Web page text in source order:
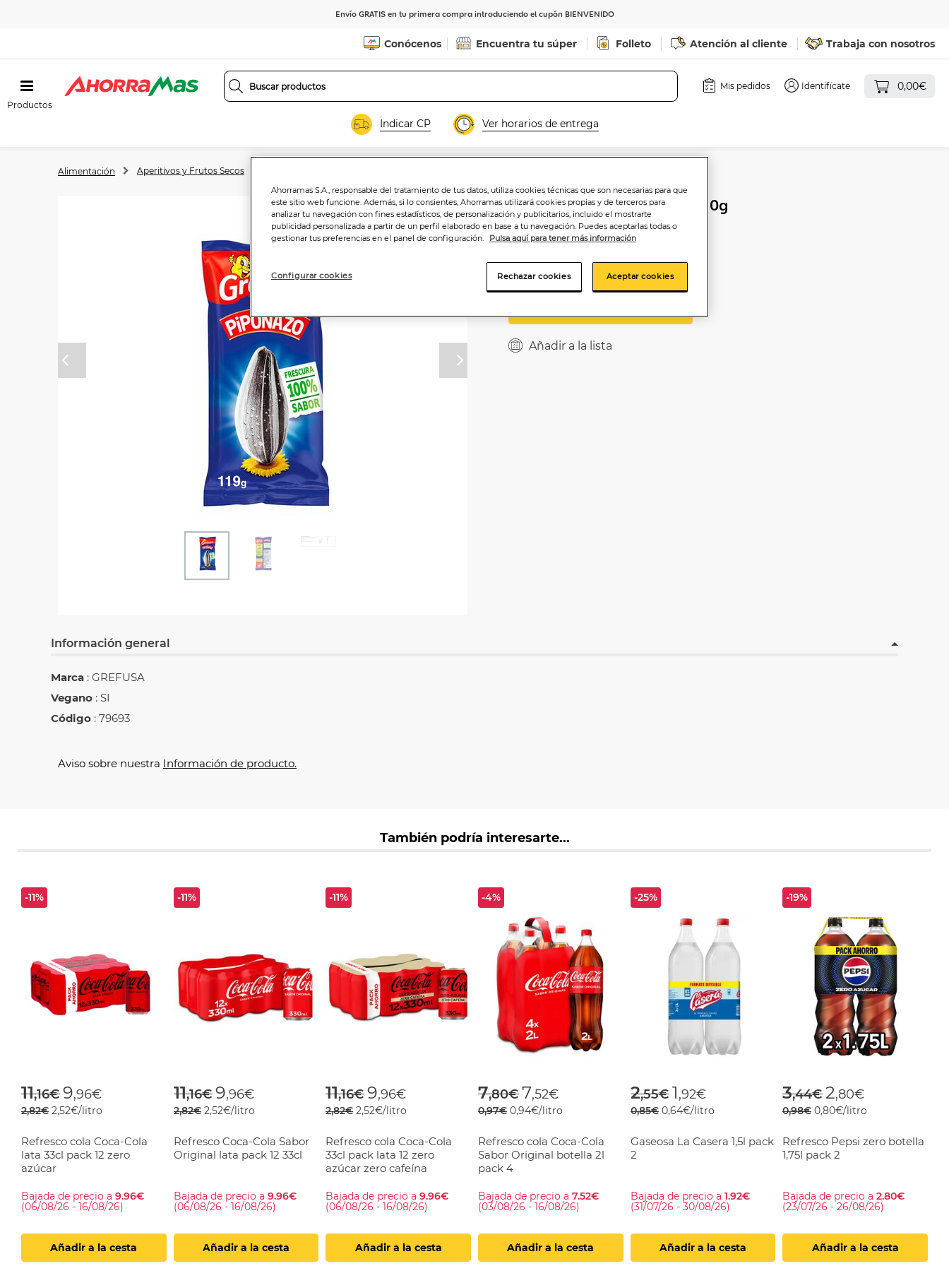
Envío GRATIS en tu primera compra introduciendo el cupón BIENVENIDO
Conócenos Encuentra tu súper Folleto Atención al cliente Trabaja con nosotros
Productos
Mis pedidos Identifícate 0,00€
Indicar CP Ver horarios de entrega
Alimentación Aperitivos y Frutos Secos
Anterior
Piponazo original Grefusa 110g
16,39€/kilo
Añadir a la lista
Información general
Marca : GREFUSA
Vegano : SI
Código : 79693
Aviso sobre nuestra Información de producto.
También podría interesarte...
-11%
Price reduced from
11,16€to
9,96€
2,82€ 2,52€/litro
Refresco cola Coca-Cola
lata 33cl pack 12 zero
azúcar
Bajada de precio a 9.96€
(06/08/26 - 16/08/26)
Añadir a la cesta
-11%
Price reduced from
11,16€to
9,96€
2,82€ 2,52€/litro
Refresco Coca-Cola Sabor
Original lata pack 12 33cl
Bajada de precio a 9.96€
(06/08/26 - 16/08/26)
Añadir a la cesta
-11%
Price reduced from
11,16€to
9,96€
2,82€ 2,52€/litro
Refresco cola Coca-Cola
33cl pack lata 12 zero
azúcar zero cafeína
Bajada de precio a9.96€
(06/08/26 - 16/08/26)
Añadir a la cesta
-4%
Price reduced from
7,80€to
7,52€
0,97€ 0,94€/litro
Refresco cola Coca-Cola
Sabor Original botella 2l
pack 4
Bajada de precio a 7.52€
(03/08/26 - 16/08/26)
Añadir a la cesta
-25%
Price reduced from
2,55€to
1,92€
0,85€ 0,64€/litro
Gaseosa La Casera 1,5l pack
2
Bajada de precio a 1.92€
(31/07/26 - 30/08/26)
Añadir a la cesta
-19%
Price reduced
3,44€to
2,80€
0,98€ 0,80€/litro
Refresco Pepsi zero botella
1,75l pack 2
Bajada de precio a2.80€
(23/07/26 - 26/08/26)
Añadir a la cesta
Ahorramas S.A., responsable del tratamiento de tus datos, utiliza cookies técnicas que son necesarias para que
este sitio web funcione. Además, si lo consientes, Ahorramas utilizará cookies propias y de terceros para
analizar tu navegación con fines estadísticos, de personalización y publicitarios, incluido el mostrarte
publicidad personalizada a partir de un perfil elaborado en base a tu navegación. Puedes aceptarlas todas o
gestionar tus preferencias en el panel de configuración.
Pulsa aquí para tener más información
Configurar cookies Rechazar cookies Aceptar cookies